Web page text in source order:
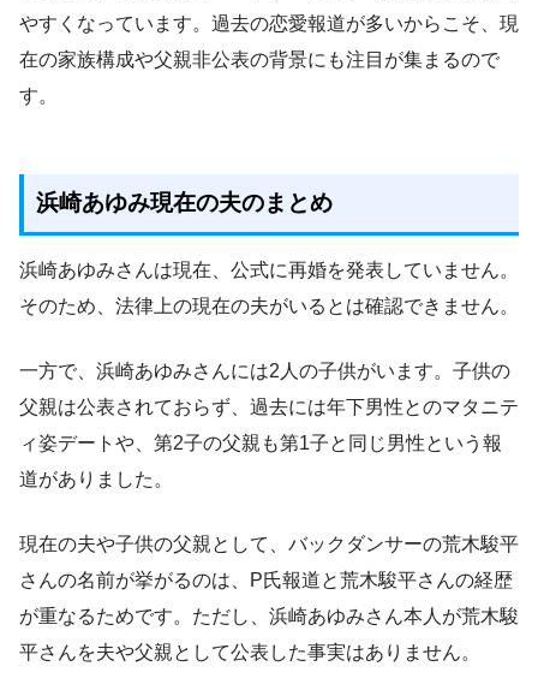
やすくなっています。過去の恋愛報道が多いからこそ、現
在の家族構成や父親非公表の背景にも注目が集まるので
す。
浜崎あゆみ現在の夫のまとめ
浜崎あゆみさんは現在、公式に再婚を発表していません。
そのため、法律上の現在の夫がいるとは確認できません。
一方で、浜崎あゆみさんには2人の子供がいます。子供の
父親は公表されておらず、過去には年下男性とのマタニテ
ィ姿デートや、第2子の父親も第1子と同じ男性という報
道がありました。
現在の夫や子供の父親として、バックダンサーの荒木駿平
さんの名前が挙がるのは、P氏報道と荒木駿平さんの経歴
が重なるためです。ただし、浜崎あゆみさん本人が荒木駿
平さんを夫や父親として公表した事実はありません。